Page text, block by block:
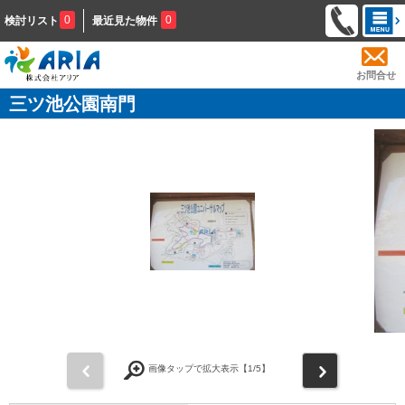
検討リスト 0 最近見た物件 0
お問合せ
三ツ池公園南門
画像タップで拡大表示【1/5】